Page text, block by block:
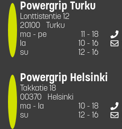
Powergrip Turku
Lonttistentie 12
20100
Turku
ma - pe
11 - 18
la
10 - 16
su
12 - 16
Powergrip Helsinki
Takkatie 18
00370
Helsinki
ma - la
10 - 18
su
12 - 16